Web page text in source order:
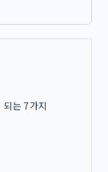
되는 7가지